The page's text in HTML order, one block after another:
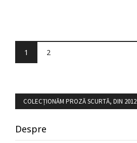
1 2
COLECȚIONĂM PROZĂ SCURTĂ, DIN 2012
Despre